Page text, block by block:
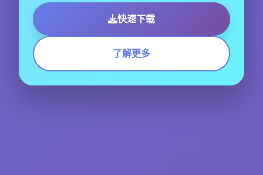
快速下载
了解更多